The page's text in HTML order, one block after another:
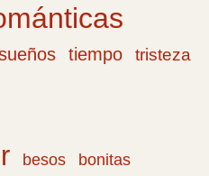
tiempo
tristeza
besos
bonitas